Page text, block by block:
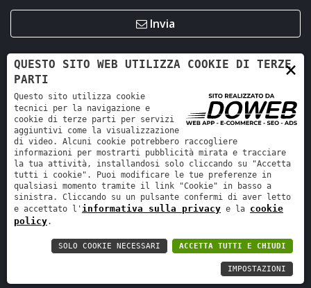
Invia
Retro Ricambi srl - REA VR-423294 - Cap. sociale interamente
versato 12.000 €
Informativa sulla privacy -Cookie policy
×
QUESTO SITO WEB UTILIZZA COOKIE DI TERZE
PARTI
Questo sito utilizza cookie
tecnici per la navigazione e
cookie di terze parti per servizi
aggiuntivi come la visualizzazione
di video. Alcuni cookie potrebbero raccogliere
informazioni per mostrarti pubblicità mirata e tracciare
la tua attività, installandosi solo cliccando su "Accetta
tutti i cookie". Puoi modificare le tue preferenze in
qualsiasi momento tramite il link "Cookie" in basso a
sinistra. Cliccando su un pulsante confermi di aver letto
e accettato l' informativa sulla privacy e la cookie
policy.
ACCETTA TUTTI E CHIUDI
SOLO COOKIE NECESSARI
IMPOSTAZIONI